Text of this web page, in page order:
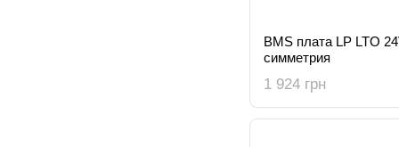
BMS плата LP LTO
симметрия
1 924 грн